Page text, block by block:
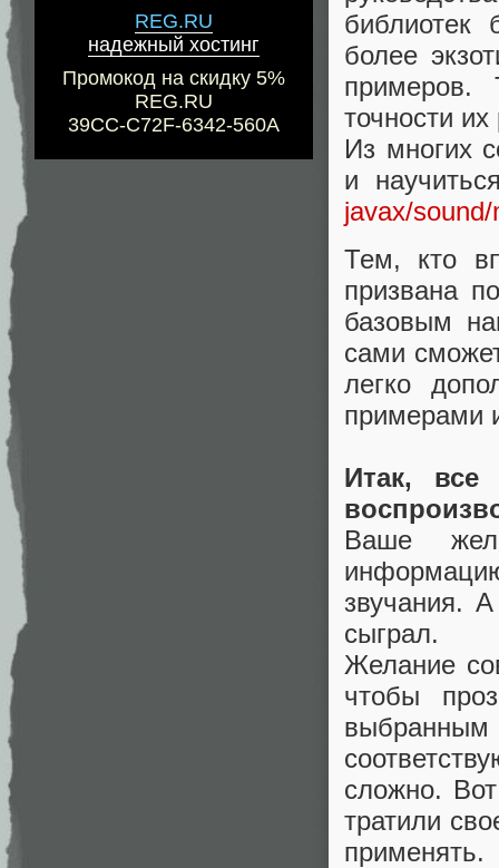
REG.RU
надежный хостинг
Промокод на скидку 5%
REG.RU
39CC-C72F-6342-560A
более
примеров.
точности
Из многих
и
javax/sound/
Тем, кто
призвана
базовым
сами
легко
примерами
Итак,
Ваше
звучания.
сыграл.
Желание
чтобы
сложно.
тратили
применять.